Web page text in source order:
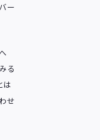
ー
る
は
せ